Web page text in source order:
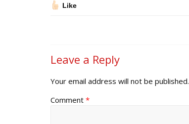
Like
Leave a Reply
Your email address will not be published.
Comment *